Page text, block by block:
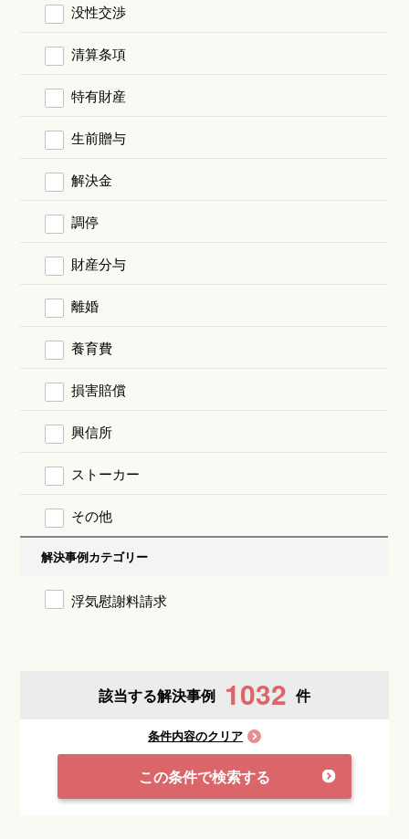
没性交渉
清算条項
特有財産
生前贈与
解決金
調停
財産分与
離婚
養育費
損害賠償
興信所
ストーカー
その他
解決事例カテゴリー
浮気慰謝料請求
該当する解決事例 1032 件
条件内容のクリア
この条件で検索する